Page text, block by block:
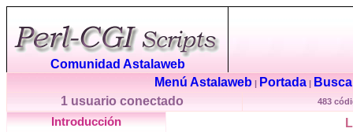
Comunidad Astalaweb
Menú Astalaweb | Portada |
1 usuario conectado
483
Introducción